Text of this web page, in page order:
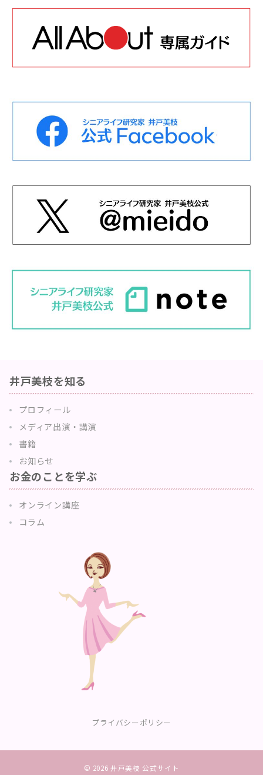
井戸美枝を知る
プロフィール
メディア出演・講演
書籍
お知らせ
お金のことを学ぶ
オンライン講座
コラム
プライバシーポリシー
© 2026井戸美枝 公式サイト